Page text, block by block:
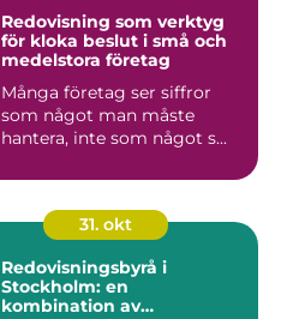
Redovisning som verktyg
för kloka beslut i små och
medelstora företag
Många företag ser siffror
som något man måste
hantera, inte som något s...
31. okt
Redovisningsbyrå i
Stockholm: en
kombination av